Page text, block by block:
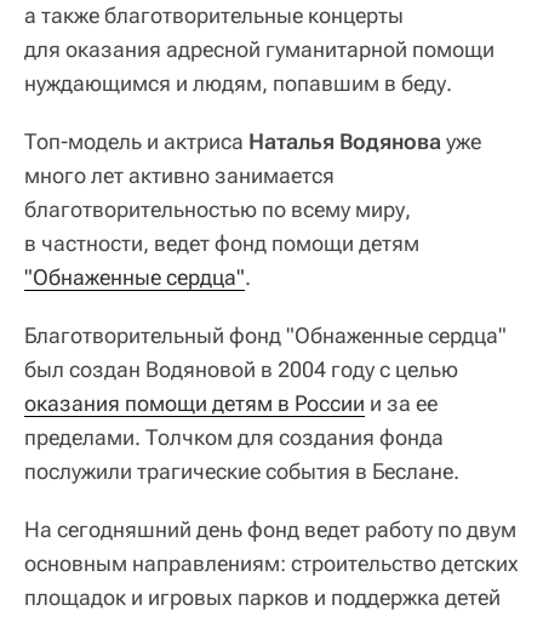
а также благотворительные концерты
для оказания адресной гуманитарной помощи
нуждающимся и людям, попавшим в беду.
Топ-модель и актриса Наталья Водянова уже
много лет активно занимается
благотворительностью по всему миру,
в частности, ведет фонд помощи детям
"Обнаженные сердца".
Благотворительный фонд "Обнаженные сердца"
был создан Водяновой в 2004 году с целью
оказания помощи детям в России и за ее
пределами. Толчком для создания фонда
послужили трагические события в Беслане.
На сегодняшний день фонд ведет работу по двум
основным направлениям: строительство детских
площадок и игровых парков и поддержка детей